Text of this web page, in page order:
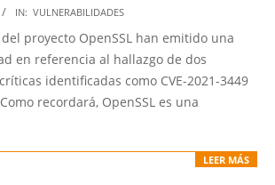
IN: VULNERABILIDADES
proyecto OpenSSL han emitido una
en referencia al hallazgo de dos
identificadas como CVE-2021-3449
recordará, OpenSSL es una
LEER MÁS